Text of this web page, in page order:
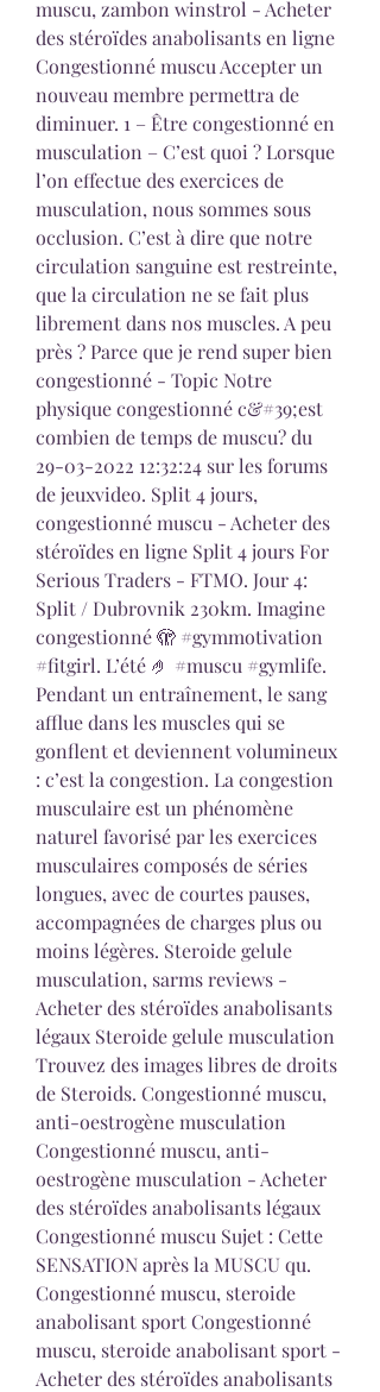
muscu, zambon winstrol - Acheter
des stéroïdes anabolisants en ligne
Congestionné muscu Accepter un
nouveau membre permettra de
diminuer. 1 – Être congestionné en
musculation – C’est quoi ? Lorsque
l’on effectue des exercices de
musculation, nous sommes sous
occlusion. C’est à dire que notre
circulation sanguine est restreinte,
que la circulation ne se fait plus
librement dans nos muscles. A peu
près ? Parce que je rend super bien
congestionné - Topic Notre
physique congestionné c&#39;est
combien de temps de muscu? du
29-03-2022 12:32:24 sur les forums
de jeuxvideo. Split 4 jours,
congestionné muscu - Acheter des
stéroïdes en ligne Split 4 jours For
Serious Traders - FTMO. Jour 4:
Split / Dubrovnik 230km. Imagine
congestionné 🫣 #gymmotivation
#fitgirl. L’été 🤌 #muscu #gymlife.
Pendant un entraînement, le sang
afflue dans les muscles qui se
gonflent et deviennent volumineux
: c’est la congestion. La congestion
musculaire est un phénomène
naturel favorisé par les exercices
musculaires composés de séries
longues, avec de courtes pauses,
accompagnées de charges plus ou
moins légères. Steroide gelule
musculation, sarms reviews -
Acheter des stéroïdes anabolisants
légaux Steroide gelule musculation
Trouvez des images libres de droits
de Steroids. Congestionné muscu,
anti-oestrogène musculation
Congestionné muscu, anti-
oestrogène musculation - Acheter
des stéroïdes anabolisants légaux
Congestionné muscu Sujet : Cette
SENSATION après la MUSCU qu.
Congestionné muscu, steroide
anabolisant sport Congestionné
muscu, steroide anabolisant sport -
Acheter des stéroïdes anabolisants